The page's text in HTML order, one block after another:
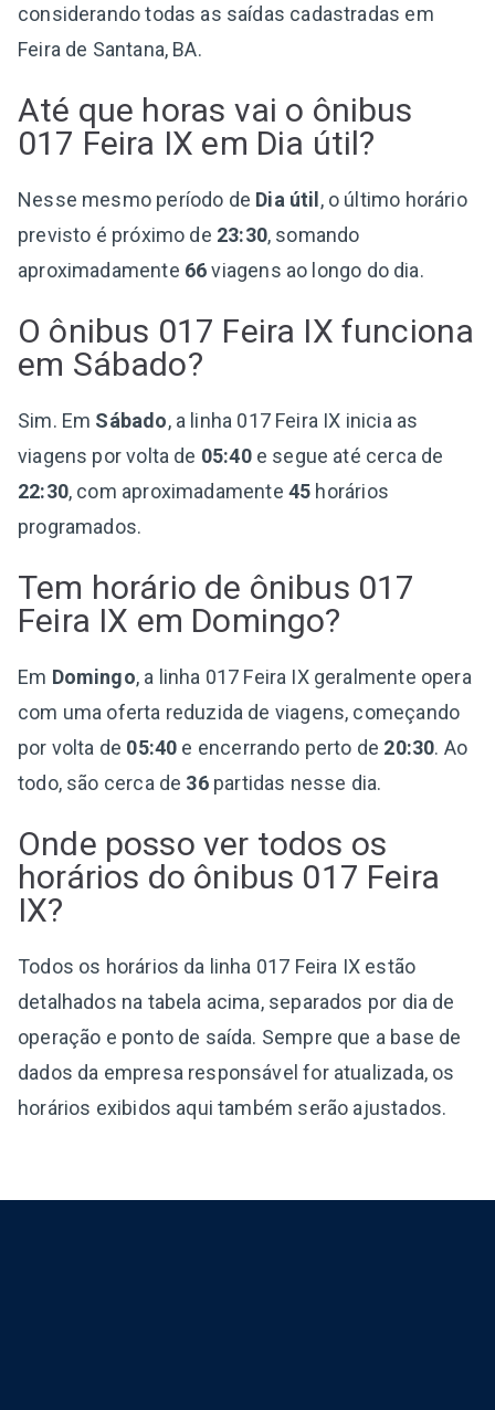
considerando todas as saídas cadastradas em
Feira de Santana, BA.
Até que horas vai o ônibus
017 Feira IX em Dia útil?
Nesse mesmo período de Dia útil, o último horário
previsto é próximo de 23:30, somando
aproximadamente 66viagens ao longo do dia.
O ônibus 017 Feira IX funciona
em Sábado?
Sim. Em Sábado, a linha 017 Feira IX inicia as
viagens por volta de 05:40e segue até cerca de
22:30, com aproximadamente 45 horários
programados.
Tem horário de ônibus 017
Feira IX em Domingo?
Em Domingo, a linha 017 Feira IX geralmente opera
com uma oferta reduzida de viagens, começando
por volta de 05:40 e encerrando perto de 20:30. Ao
todo, são cerca de 36partidas nesse dia.
Onde posso ver todos os
horários do ônibus 017 Feira
IX?
Todos os horários da linha 017 Feira IX estão
detalhados na tabela acima, separados por dia de
operação e ponto de saída. Sempre que a base de
dados da empresa responsável for atualizada, os
horários exibidos aqui também serão ajustados.